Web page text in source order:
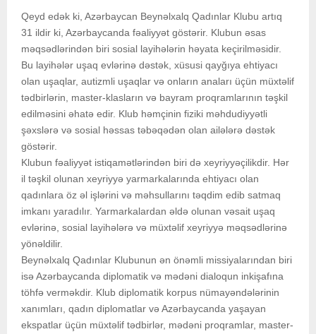
Qeyd edək ki, Azərbaycan Beynəlxalq Qadınlar Klubu artıq
31 ildir ki, Azərbaycanda fəaliyyət göstərir. Klubun əsas
məqsədlərindən biri sosial layihələrin həyata keçirilməsidir.
Bu layihələr uşaq evlərinə dəstək, xüsusi qayğıya ehtiyacı
olan uşaqlar, autizmli uşaqlar və onların anaları üçün müxtəlif
tədbirlərin, master-klasların və bayram proqramlarının təşkil
edilməsini əhatə edir. Klub həmçinin fiziki məhdudiyyətli
şəxslərə və sosial həssas təbəqədən olan ailələrə dəstək
göstərir.
Klubun fəaliyyət istiqamətlərindən biri də xeyriyyəçilikdir. Hər
il təşkil olunan xeyriyyə yarmarkalarında ehtiyacı olan
qadınlara öz əl işlərini və məhsullarını təqdim edib satmaq
imkanı yaradılır. Yarmarkalardan əldə olunan vəsait uşaq
evlərinə, sosial layihələrə və müxtəlif xeyriyyə məqsədlərinə
yönəldilir.
Beynəlxalq Qadınlar Klubunun ən önəmli missiyalarından biri
isə Azərbaycanda diplomatik və mədəni dialoqun inkişafına
töhfə verməkdir. Klub diplomatik korpus nümayəndələrinin
xanımları, qadın diplomatlar və Azərbaycanda yaşayan
ekspatlar üçün müxtəlif tədbirlər, mədəni proqramlar, master-